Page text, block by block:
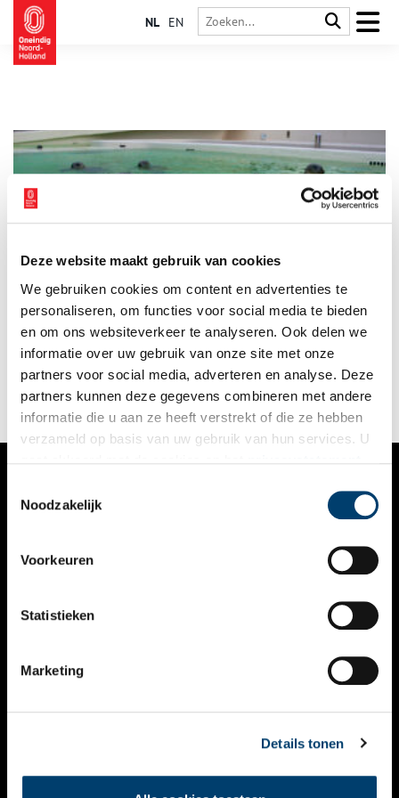
Deze website maakt gebruik van cookies
We gebruiken cookies om content en advertenties te
personaliseren, om functies voor social media te bieden
en om ons websiteverkeer te analyseren. Ook delen we
informatie over uw gebruik van onze site met onze
partners voor social media, adverteren en analyse. Deze
partners kunnen deze gegevens combineren met andere
informatie die u aan ze heeft verstrekt of die ze hebben
verzameld op basis van uw gebruik van hun services. U
Noodzakelijk
Voorkeuren
Statistieken
Marketing
Details tonen
NL EN
Zeehonden worden heden ten dage niet meer
doodgeknuppeld, ze worden gered en zo nodig opgevangen,
zoals bij Ecomare op Texel. Hoe anders was dat aan het begin
van de twintigste eeuw.
VERHALEN
KALENDER
THEMA’S
VIDEO’S
CONTACT